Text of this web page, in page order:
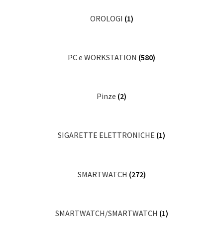
OROLOGI (1)
PC e WORKSTATION (580)
Pinze (2)
SIGARETTE ELETTRONICHE (1)
SMARTWATCH (272)
SMARTWATCH/SMARTWATCH (1)